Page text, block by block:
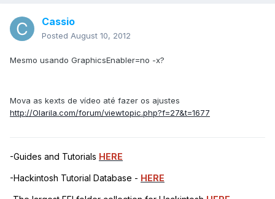
Cassio
Posted August 10, 2012
Mesmo usando GraphicsEnabler=no -x?
Mova as kexts de vídeo até fazer os ajustes
http://Olarila.com/forum/viewtopic.php?f=27&t=1677
-Guides and Tutorials HERE
-Hackintosh Tutorial Database - HERE